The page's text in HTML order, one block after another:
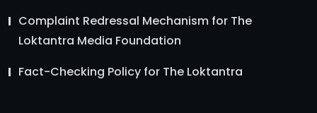
Complaint Redressal Mechanism for The
Loktantra Media Foundation
Fact-Checking Policy for The Loktantra